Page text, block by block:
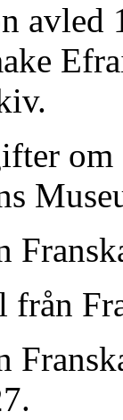
avled
från